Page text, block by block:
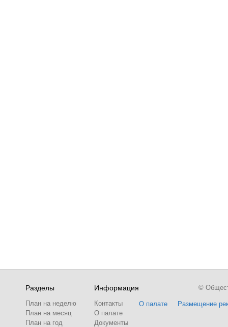
Разделы
План на неделю
План на месяц
План на год
Информация
Контакты
О палате
Документы
О палате Размещение
©